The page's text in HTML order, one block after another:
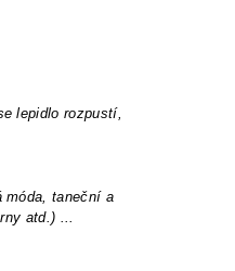
lepidlo rozpustí,
móda, taneční a
atd.) ...